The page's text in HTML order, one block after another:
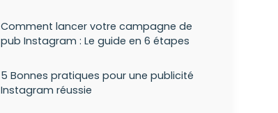
Comment lancer votre campagne de
pub Instagram : Le guide en 6 étapes
5 Bonnes pratiques pour une publicité
Instagram réussie